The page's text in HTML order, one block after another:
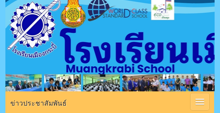
โรงเรียนเมือง
กระบี่ สพม
ข่าวประชาสัมพันธ์